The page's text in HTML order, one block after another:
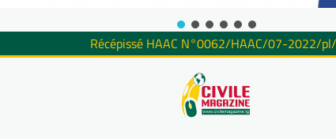
Récépissé HAAC N°0062/HAAC/07-2022/